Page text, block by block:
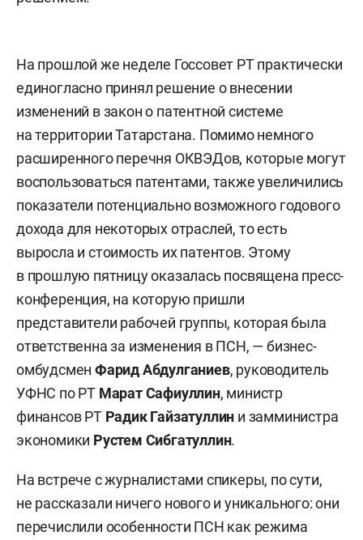
На прошлой же неделе Госсовет РТ практически
единогласно принял решение о внесении
изменений в закон о патентной системе
на территории Татарстана. Помимо немного
расширенного перечня ОКВЭДов, которые могут
воспользоваться патентами, также увеличились
показатели потенциально возможного годового
дохода для некоторых отраслей, то есть
выросла и стоимость их патентов. Этому
в прошлую пятницу оказалась посвящена пресс-
конференция, на которую пришли
представители рабочей группы, которая была
ответственна за изменения в ПСН, — бизнес-
омбудсменФарид Абдулганиев, руководитель
УФНС по РТ Марат Сафиуллин, министр
финансов РТ Радик Гайзатуллин и замминистра
экономики Рустем Сибгатуллин.
На встрече с журналистами спикеры, по сути,
не рассказали ничего нового и уникального: они
перечислили особенности ПСН как режима